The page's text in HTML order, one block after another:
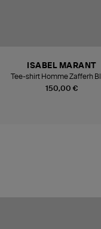
150,00 €
ISABEL MARANT
Tee-shirt Homme Zafferh